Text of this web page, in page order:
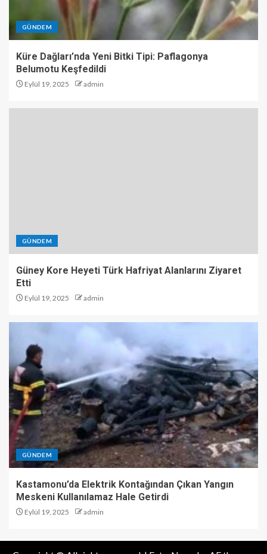
GÜNDEM
Küre Dağları’nda Yeni Bitki Tipi: Paflagonya
Belumotu Keşfedildi
Eylül 19, 2025 admin
GÜNDEM
Güney Kore Heyeti Türk Hafriyat Alanlarını Ziyaret
Etti
Eylül 19, 2025 admin
GÜNDEM
Kastamonu’da Elektrik Kontağından Çıkan Yangın
Meskeni Kullanılamaz Hale Getirdi
Eylül 19, 2025 admin